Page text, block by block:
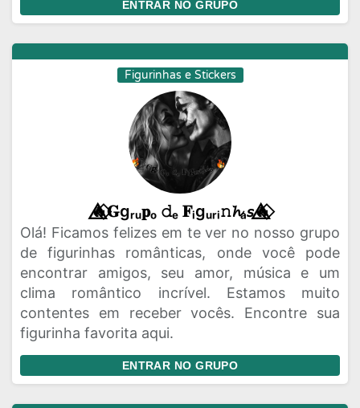
ENTRAR NO GRUPO
Figurinhas e Stickers
🔥⃟⃤𝐆gᵣᵤ𝐩ₒ 𝚍ₑ 𝐅ᵢgᵤᵣᵢ𝚗𝓱ₐ𝘴🔥⃟⃤
Olá! Ficamos felizes em te ver no nosso grupo
de figurinhas românticas, onde você pode
encontrar amigos, seu amor, música e um
clima romântico incrível. Estamos muito
contentes em receber vocês. Encontre sua
figurinha favorita aqui.
ENTRAR NO GRUPO